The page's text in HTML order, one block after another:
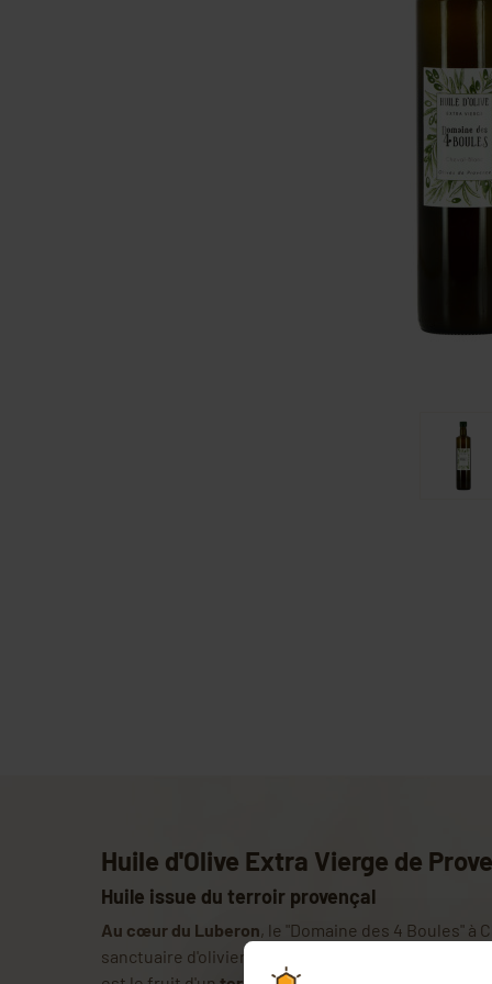
Huile d'Olive Extra Vierge de
Huile issue du terroir provençal
Au cœur du Luberon, le "Domaine des 4 Boules" à
sanctuaire d'oliviers baignés de soleil provençal.